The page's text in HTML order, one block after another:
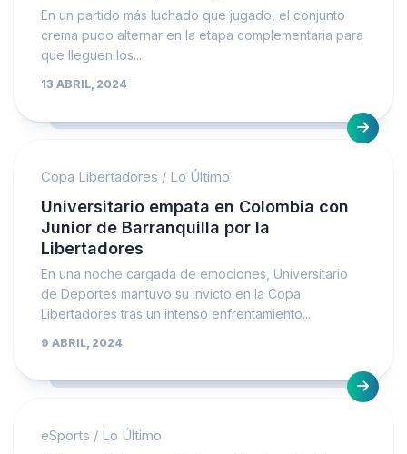
En un partido más luchado que jugado, el conjunto
crema pudo alternar en la etapa complementaria para
que lleguen los...
13 ABRIL, 2024
Copa Libertadores / Lo Último
Universitario empata en Colombia con
Junior de Barranquilla por la
Libertadores
En una noche cargada de emociones, Universitario
de Deportes mantuvo su invicto en la Copa
Libertadores tras un intenso enfrentamiento...
9 ABRIL, 2024
eSports / Lo Último